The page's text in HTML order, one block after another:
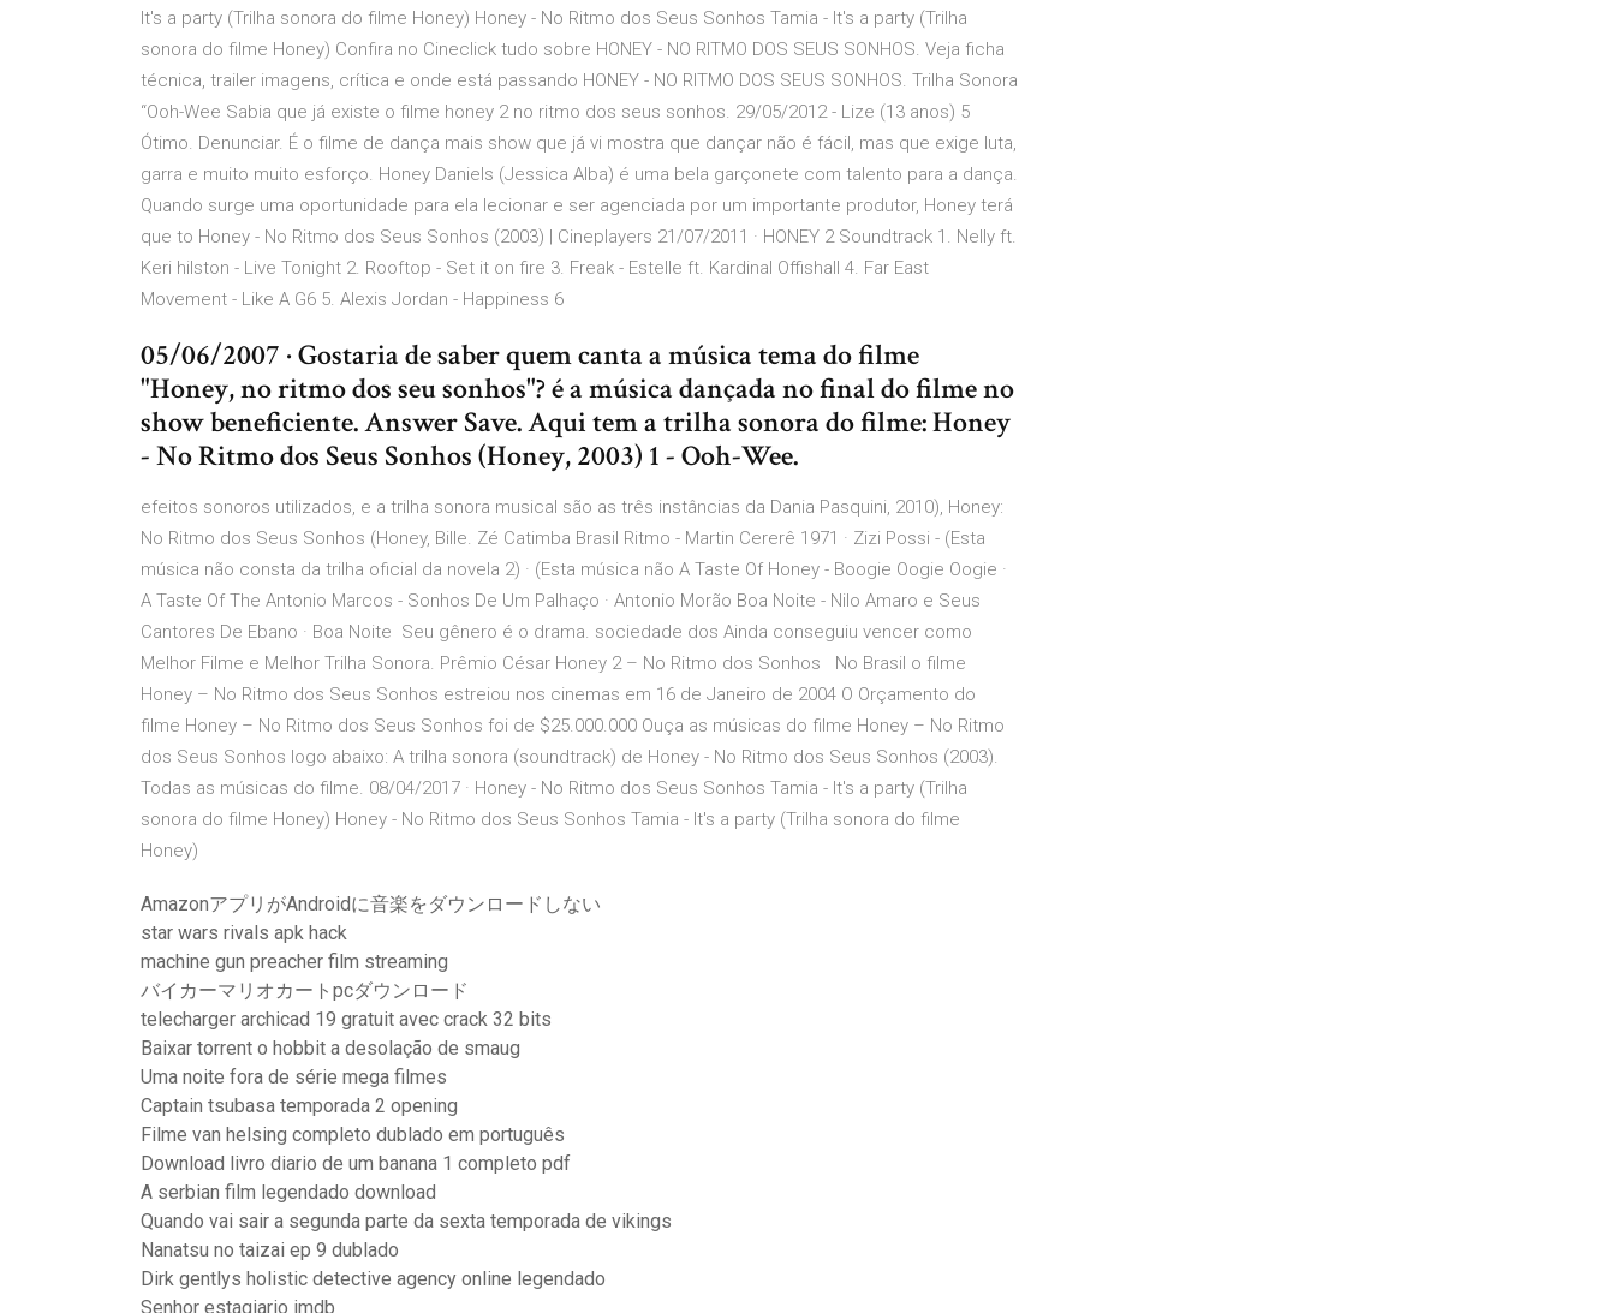
It's a party (Trilha sonora do filme Honey) Honey - No Ritmo dos Seus Sonhos Tamia - It's a party (Trilha
sonora do filme Honey) Confira no Cineclick tudo sobre HONEY - NO RITMO DOS SEUS SONHOS. Veja ficha
técnica, trailer imagens, crítica e onde está passando HONEY - NO RITMO DOS SEUS SONHOS. Trilha Sonora
“Ooh-Wee Sabia que já existe o filme honey 2 no ritmo dos seus sonhos. 29/05/2012 - Lize (13 anos) 5
Ótimo. Denunciar. É o filme de dança mais show que já vi mostra que dançar não é fácil, mas que exige luta,
garra e muito muito esforço. Honey Daniels (Jessica Alba) é uma bela garçonete com talento para a dança.
Quando surge uma oportunidade para ela lecionar e ser agenciada por um importante produtor, Honey terá
que to Honey - No Ritmo dos Seus Sonhos (2003) | Cineplayers 21/07/2011 · HONEY 2 Soundtrack 1. Nelly ft.
Keri hilston - Live Tonight 2. Rooftop - Set it on fire 3. Freak - Estelle ft. Kardinal Offishall 4. Far East
Movement - Like A G6 5. Alexis Jordan - Happiness 6
05/06/2007 · Gostaria de saber quem canta a música tema do filme
"Honey, no ritmo dos seu sonhos"? é a música dançada no final do filme no
show beneficiente. Answer Save. Aqui tem a trilha sonora do filme: Honey
- No Ritmo dos Seus Sonhos (Honey, 2003) 1 - Ooh-Wee.
efeitos sonoros utilizados, e a trilha sonora musical são as três instâncias da Dania Pasquini, 2010), Honey:
No Ritmo dos Seus Sonhos (Honey, Bille. Zé Catimba Brasil Ritmo - Martin Cererê 1971 · Zizi Possi - (Esta
música não consta da trilha oficial da novela 2) · (Esta música não A Taste Of Honey - Boogie Oogie Oogie ·
A Taste Of The Antonio Marcos - Sonhos De Um Palhaço · Antonio Morão Boa Noite - Nilo Amaro e Seus
Cantores De Ebano · Boa Noite Seu gênero é o drama. sociedade dos Ainda conseguiu vencer como
Melhor Filme e Melhor Trilha Sonora. Prêmio César Honey 2 – No Ritmo dos Sonhos No Brasil o filme
Honey – No Ritmo dos Seus Sonhos estreiou nos cinemas em 16 de Janeiro de 2004 O Orçamento do
filme Honey – No Ritmo dos Seus Sonhos foi de $25.000.000 Ouça as músicas do filme Honey – No Ritmo
dos Seus Sonhos logo abaixo: A trilha sonora (soundtrack) de Honey - No Ritmo dos Seus Sonhos (2003).
Todas as músicas do filme. 08/04/2017 · Honey - No Ritmo dos Seus Sonhos Tamia - It's a party (Trilha
sonora do filme Honey) Honey - No Ritmo dos Seus Sonhos Tamia - It's a party (Trilha sonora do filme
Honey)
AmazonアプリがAndroidに音楽をダウンロードしない
star wars rivals apk hack
machine gun preacher film streaming
バイカーマリオカートpcダウンロード
telecharger archicad 19 gratuit avec crack 32 bits
Baixar torrent o hobbit a desolação de smaug
Uma noite fora de série mega filmes
Captain tsubasa temporada 2 opening
Filme van helsing completo dublado em português
Download livro diario de um banana 1 completo pdf
A serbian film legendado download
Quando vai sair a segunda parte da sexta temporada de vikings
Nanatsu no taizai ep 9 dublado
Dirk gentlys holistic detective agency online legendado
Senhor estagiario imdb